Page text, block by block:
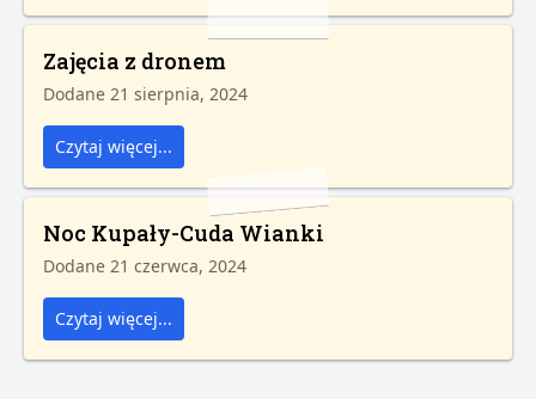
Zajęcia z dronem
Dodane 21 sierpnia, 2024
Czytaj więcej...
Noc Kupały-Cuda Wianki
Dodane 21 czerwca, 2024
Czytaj więcej...